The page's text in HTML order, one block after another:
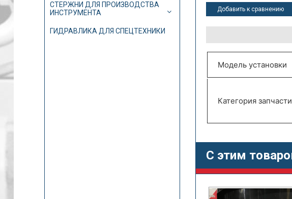
СТЕРЖНИ ДЛЯ ПРОИЗВОДСТВА
ИНСТРУМЕНТА
ГИДРАВЛИКА ДЛЯ СПЕЦТЕХНИКИ
Добавить к сравнению
Модель установки
Категория запчасти
С этим